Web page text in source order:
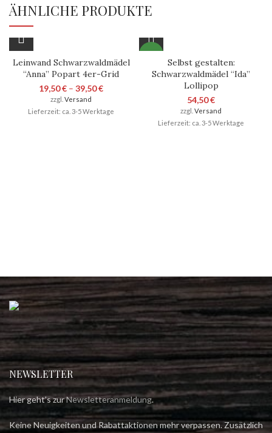
ÄHNLICHE PRODUKTE
Leinwand Schwarzwaldmädel
“Anna” Popart 4er-Grid
19,50€ – 39,50€
zzgl. Versand
Lieferzeit: ca. 3-5 Werktage
Selbst gestalten:
Schwarzwaldmädel “Ida”
Lollipop
54,50€
zzgl. Versand
Lieferzeit: ca. 3-5 Werktage
NEWSLETTER
Hier geht’s zurNewsletteranmeldung.
Keine Neuigkeiten und Rabattaktionen mehr verpassen. Zusätzlich